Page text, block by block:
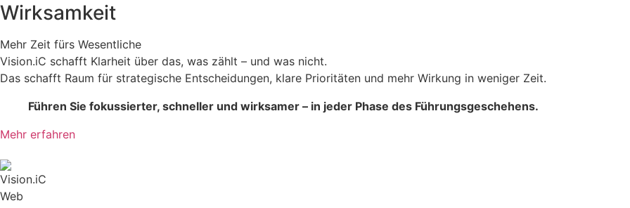
Wirksamkeit
Mehr Zeit fürs Wesentliche
Vision.iC schafft Klarheit über das, was zählt – und was nicht.
Das schafft Raum für strategische Entscheidungen, klare Prioritäten und mehr Wirkung in weniger Zeit.
Führen Sie fokussierter, schneller und wirksamer – in jeder Phase des Führungsgeschehens.
Mehr erfahren